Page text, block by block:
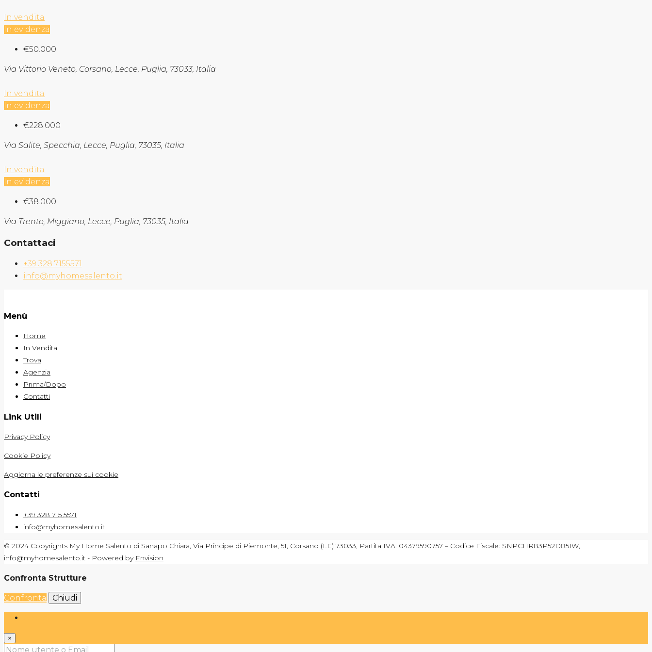
In vendita
In evidenza
€50.000
Via Vittorio Veneto, Corsano, Lecce, Puglia, 73033, Italia
In vendita
In evidenza
€228.000
Via Salite, Specchia, Lecce, Puglia, 73035, Italia
In vendita
In evidenza
€38.000
Via Trento, Miggiano, Lecce, Puglia, 73035, Italia
Contattaci
+39 328 7155571
info@myhomesalento.it
Menù
Home
In Vendita
Trova
Agenzia
Prima/Dopo
Contatti
Link Utili
Privacy Policy
Cookie Policy
Aggiorna le preferenze sui cookie
Contatti
+39 328 715 5571
info@myhomesalento.it
© 2024 Copyrights My Home Salento di Sanapo Chiara, Via Principe di Piemonte, 51, Corsano (LE) 73033, Partita IVA: 04379590757 – Codice Fiscale: SNPCHR83P52D851W,
info@myhomesalento.it - Powered by Envision
Confronta Strutture
Confronta Chiudi
×